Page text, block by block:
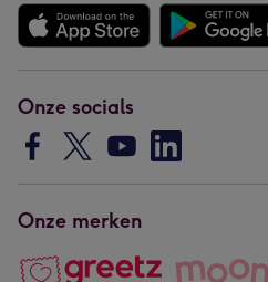
Onze socials
Onze merken